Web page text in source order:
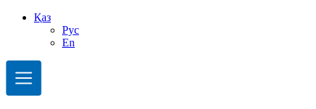
Қаз
Рус
En